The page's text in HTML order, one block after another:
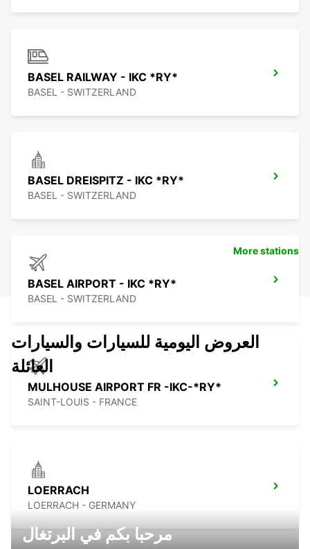
BASEL RAILWAY - IKC *RY*
BASEL - SWITZERLAND
BASEL DREISPITZ - IKC *RY*
BASEL - SWITZERLAND
BASEL AIRPORT - IKC *RY*
BASEL - SWITZERLAND
MULHOUSE AIRPORT FR -IKC-*RY*
SAINT-LOUIS - FRANCE
LOERRACH
LOERRACH - GERMANY
More stations
العروض اليومية للسيارات والسيارات
العائلة
مرحبا بكم في البرتغال